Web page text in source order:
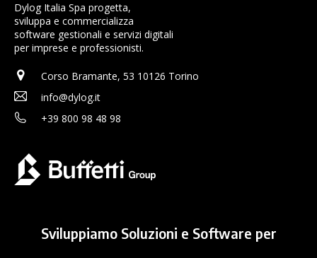
Dylog Italia Spa progetta,
sviluppa e commercializza
software gestionali e servizi digitali
per imprese e professionisti.
Corso Bramante, 53 10126 Torino
info@dylog.it
+39 800 98 48 98
Sviluppiamo Soluzioni e Software per